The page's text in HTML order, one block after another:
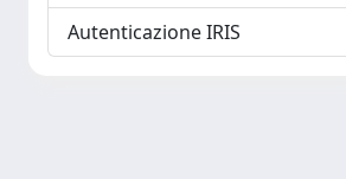
Autenticazione IRIS